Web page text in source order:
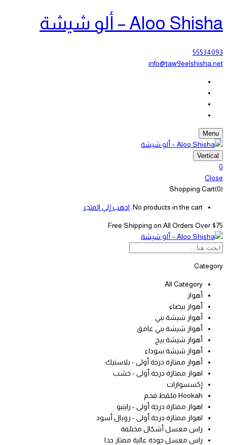
Aloo Shisha – ألو شيشة
55534093
info@taw9eelshisha.net
Menu
Vertical
0
Close
Shopping Cart(0)
No products in the cart. اذهب إلي المتجر
Free Shipping on All Orders Over $75
Category
All Category
أهواز
أهواز بيضاء
أهواز شيشة بني
أهواز شيشة بني غامق
أهواز شيشة بيج
أهواز شيشة سوداء
أهواز ممتازة درجة أولى - بلاستيك
اهواز ممتازة درجة أولى - خشب
إكسسوارات
Hookah ملقط فحم
اهواز ممتازة درجة أولى - راينبو
اهواز ممتازة درجة أولى - رويال أسود
راس معسل أشكال مختلفة
راس معسل جودة عالية ممتاز جدا